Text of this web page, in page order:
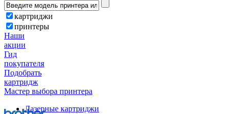
картриджи
принтеры
Наши
акции
Гид
покупателя
Подобрать
картридж
Мастер выбора принтера
Лазерные картриджи